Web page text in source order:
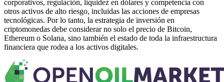
corporativos, regulación, liquidez en dólares y competencia con
otros activos de alto riesgo, incluidas las acciones de empresas
tecnológicas. Por lo tanto, la estrategia de inversión en
criptomonedas debe considerar no solo el precio de Bitcoin,
Ethereum o Solana, sino también el estado de toda la infraestructura
financiera que rodea a los activos digitales.